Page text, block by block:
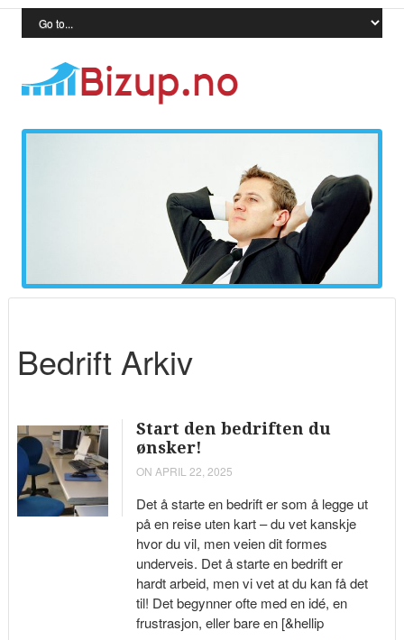
Bedrift Arkiv
Start den bedriften du
ønsker!
ON APRIL 22, 2025
Det å starte en bedrift er som å legge ut
på en reise uten kart – du vet kanskje
hvor du vil, men veien dit formes
underveis. Det å starte en bedrift er
hardt arbeid, men vi vet at du kan få det
til! Det begynner ofte med en idé, en
frustrasjon, eller bare en [&hellip